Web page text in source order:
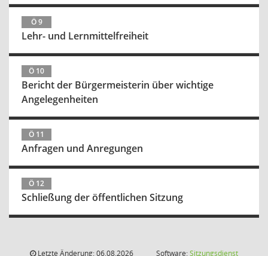
Ö 9
Lehr- und Lernmittelfreiheit
Ö 10
Bericht der Bürgermeisterin über wichtige
Angelegenheiten
Ö 11
Anfragen und Anregungen
Ö 12
Schließung der öffentlichen Sitzung
Letzte Änderung: 06.08.2026 Software:Sitzungsdienst